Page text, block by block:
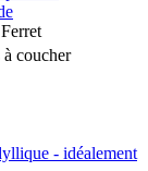
à coucher